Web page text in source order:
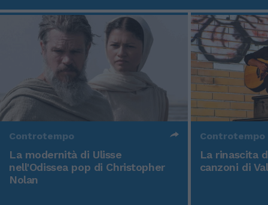
Controtempo
La modernità di Ulisse
nell'Odissea pop di Christopher
Nolan
Controtempo
La rinascita
canzoni di